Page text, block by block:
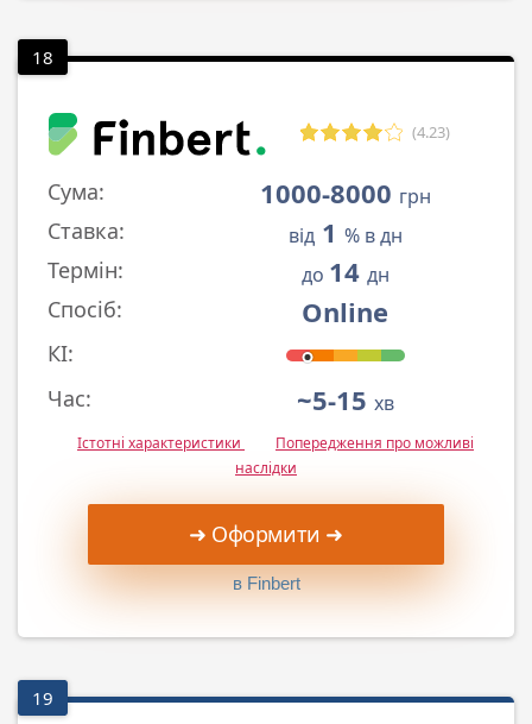
18
(4.23)
Сума: 1000-8000 грн
Ставка: від1 % в дн
Термін: до 14 дн
Спосіб: Online
КІ:
Час:
~5-15 хв
Істотні характеристики
Попередження про можливі
наслідки
➜ Оформити ➜
в Finbert
19